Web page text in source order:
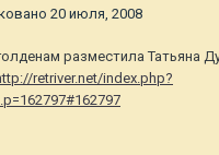
20 июля, 2008
разместила Татьяна
retriver.net/index.php?